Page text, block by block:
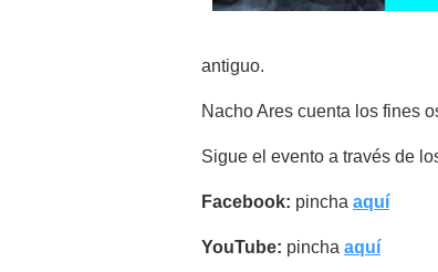
antiguo.
Nacho Ares cuenta los fines
Sigue el evento a través de
Facebook: pincha aquí
YouTube: pincha aquí